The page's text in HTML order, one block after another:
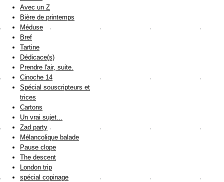
Avec un Z
Bière de printemps
Méduse
Bref
Tartine
Dédicace(s)
Prendre l'air, suite.
Cinoche 14
Spécial souscripteurs et
trices
Cartons
Un vrai sujet...
Zad party
Mélancolique balade
Pause clope
The descent
London trip
spécial copinage